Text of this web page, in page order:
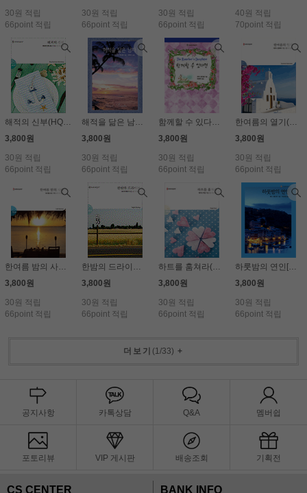
30원 적립
66point 적립
30원 적립
66point 적립
30원 적립
66point 적립
40원 적립
70point 적립
해적의 신부(HQ-637)
3,800원
30원 적립
66point 적립
해적을 닮은 남자(HQ-352)
3,800원
30원 적립
66point 적립
함께할 수 있다면(HQ-151)
3,800원
30원 적립
66point 적립
한여름의 열기(HQ-832)
3,800원
30원 적립
66point 적립
한여름 밤의 사랑(HQ-724)
3,800원
30원 적립
66point 적립
한밤의 드라이브(HQ-636)
3,800원
30원 적립
66point 적립
하트를 훔쳐라(HQ-883)
3,800원
30원 적립
66point 적립
하룻밤의 연인[HQ-425]
3,800원
30원 적립
66point 적립
더보기 (1/33) +
공지사항 카톡상담 Q&A 멤버쉽
포토리뷰 VIP 게시판 배송조회 기획전
CS CENTER BANK INFO